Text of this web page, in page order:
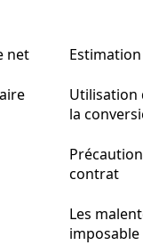
net
Utilisation
la
contrat
Les
imposable